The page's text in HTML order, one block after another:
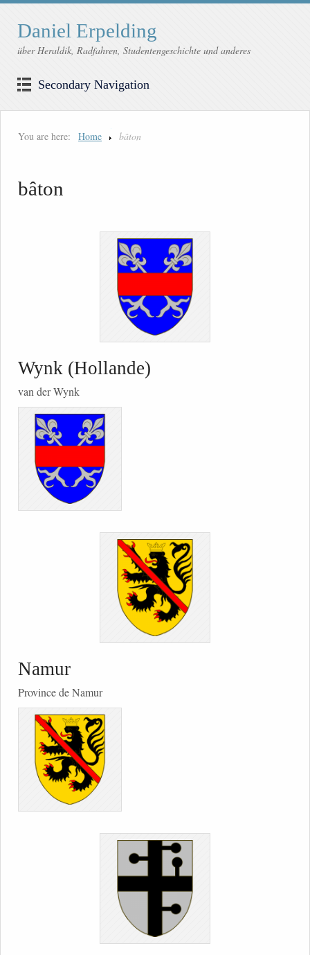
Daniel Erpelding
über Heraldik, Radfahren, Studentengeschichte und anderes
Secondary Navigation
You are here: Home bâton
bâton
Wynk (Hollande)
van der Wynk
Namur
Province de Namur